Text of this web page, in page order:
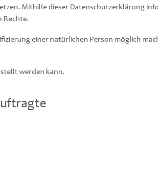
Mithilfe dieser Datenschutzerklärung
Rechte.
einer natürlichen Person möglich
werden kann.